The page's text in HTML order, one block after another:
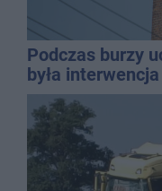
Podczas burzy
była